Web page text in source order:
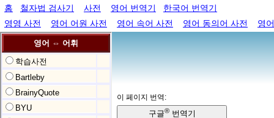
홈 철자법 검사기 사전 영어 번역기
한국어 번역기
영영 사전
영어 어원 사전 영어 속어 사전 영어 동의어 사전 영